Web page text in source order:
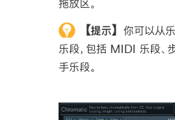
拖放区。
【提示】 你可以从
乐段，包括 MIDI 乐段、
手乐段。